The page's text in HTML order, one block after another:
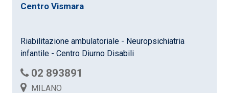
Centro Vismara
Riabilitazione ambulatoriale - Neuropsichiatria
infantile - Centro Diurno Disabili
02 893891
MILANO